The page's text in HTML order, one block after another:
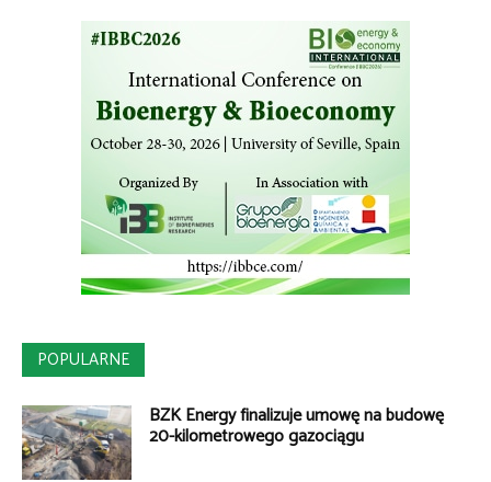
POPULARNE
BZK Energy finalizuje umowę na budowę
20-kilometrowego gazociągu